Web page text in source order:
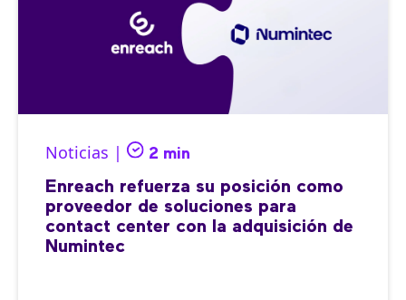
Noticias | 2 min
Enreach refuerza su posición como
proveedor de soluciones para
contact center con la adquisición de
Numintec